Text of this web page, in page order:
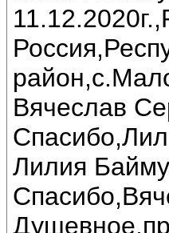
Вячеслав
Лилия